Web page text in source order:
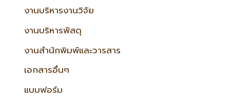
งานบริหารงานวิจัย
งานบริหารพัสดุ
งานสำนักพิมพ์และวารสาร
เอกสารอื่นๆ
แบบฟอร์ม